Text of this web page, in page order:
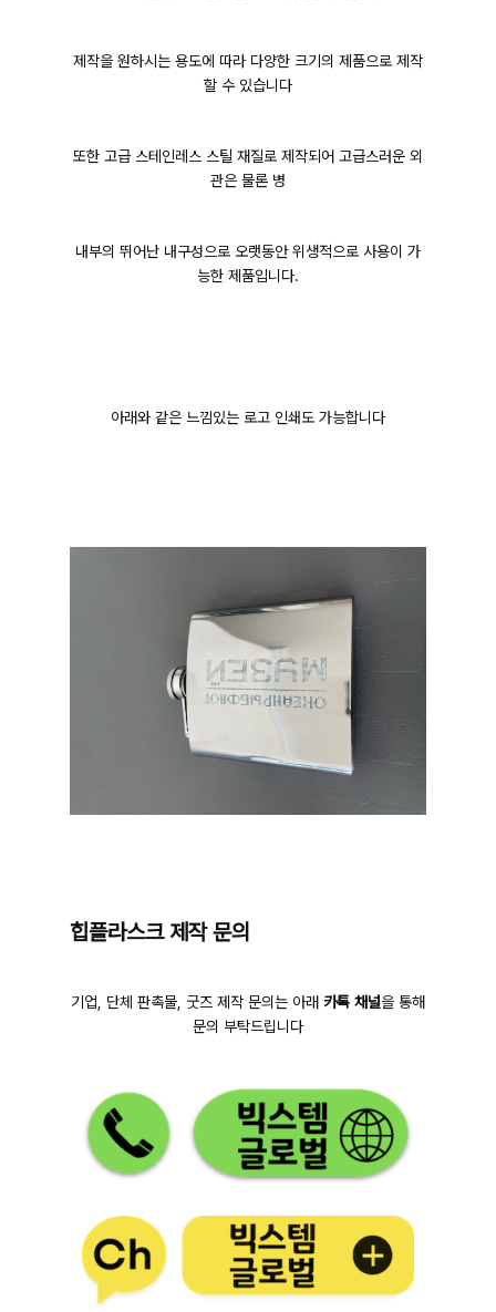
제작을 원하시는 용도에 따라 다양한 크기의 제품으로 제작
할 수 있습니다
또한 고급 스테인레스 스틸 재질로 제작되어 고급스러운 외
관은 물론 병
내부의 뛰어난 내구성으로 오랫동안 위생적으로 사용이 가
능한 제품입니다.
아래와 같은 느낌있는 로고 인쇄도 가능합니다
힙플라스크 제작 문의
기업, 단체 판촉물, 굿즈 제작 문의는 아래 카톡 채널을 통해
문의 부탁드립니다